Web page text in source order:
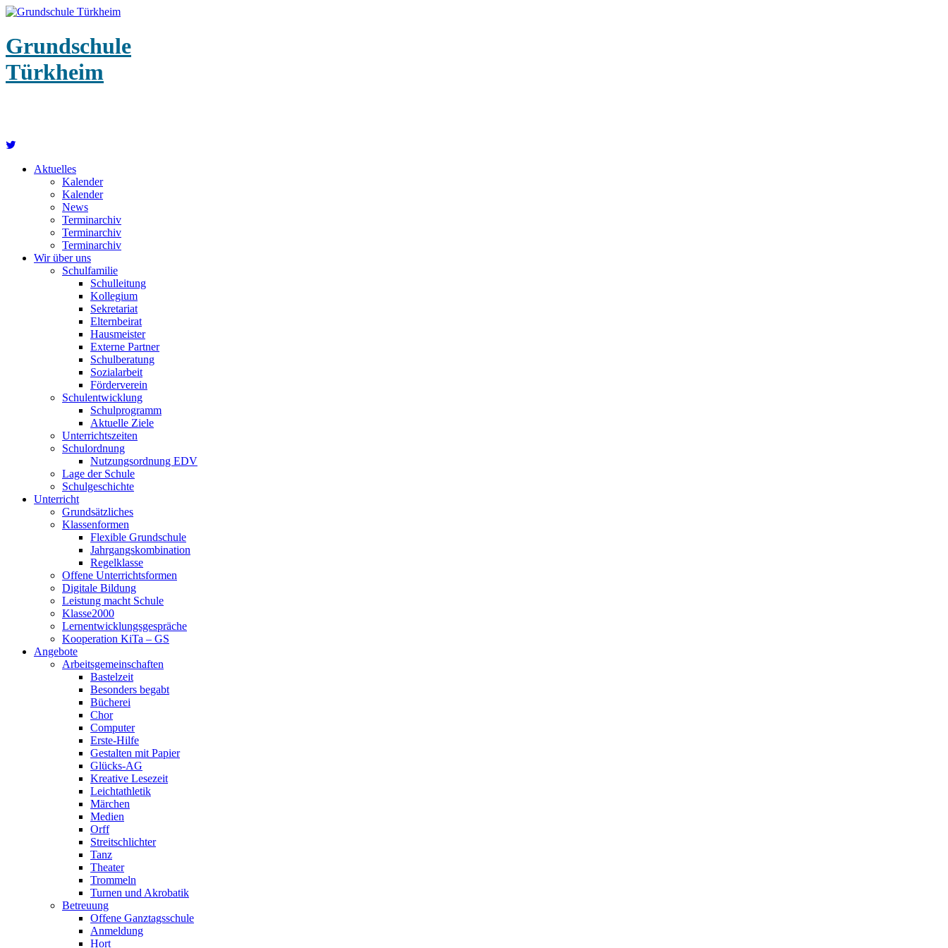
Grundschule
Türkheim
Aktuelles
Kalender
Kalender
News
Terminarchiv
Terminarchiv
Terminarchiv
Wir über uns
Schulfamilie
Schulleitung
Kollegium
Sekretariat
Elternbeirat
Hausmeister
Externe Partner
Schulberatung
Sozialarbeit
Förderverein
Schulentwicklung
Schulprogramm
Aktuelle Ziele
Unterrichtszeiten
Schulordnung
Nutzungsordnung EDV
Lage der Schule
Schulgeschichte
Unterricht
Grundsätzliches
Klassenformen
Flexible Grundschule
Jahrgangskombination
Regelklasse
Offene Unterrichtsformen
Digitale Bildung
Leistung macht Schule
Klasse2000
Lernentwicklungsgespräche
Kooperation KiTa – GS
Angebote
Arbeitsgemeinschaften
Bastelzeit
Besonders begabt
Bücherei
Chor
Computer
Erste-Hilfe
Gestalten mit Papier
Glücks-AG
Kreative Lesezeit
Leichtathletik
Märchen
Medien
Orff
Streitschlichter
Tanz
Theater
Trommeln
Turnen und Akrobatik
Betreuung
Offene Ganztagsschule
Anmeldung
Hort